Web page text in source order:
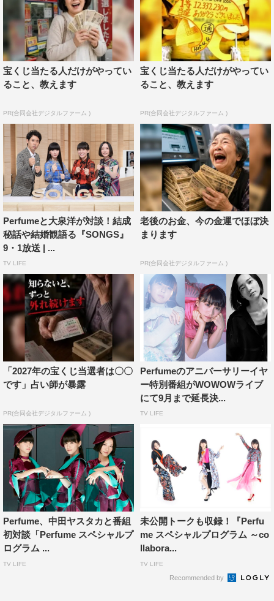
Perfume
宝くじ当たる人だけがやってい
ること、教えます
PR(合同会社デジタルファーム )
宝くじ当たる人だけがやってい
ること、教えます
PR(合同会社デジタルファーム )
Perfumeと大泉洋が対談！結成
秘話や結婚観語る『SONGS』
9・1放送 | ...
TV LIFE
老後のお金、今の金運でほぼ決
まります
PR(合同会社デジタルファーム )
「2027年の宝くじ当選者は〇〇
です」占い師が暴露
PR(合同会社デジタルファーム )
Perfumeのアニバーサリーイヤ
ー特別番組がWOWOWライブ
にて9月まで延長決...
TV LIFE
Perfume、中田ヤスタカと番組
初対談「Perfume スペシャルプ
ログラム ...
TV LIFE
未公開トークも収録！『Perfu
me スペシャルプログラム ～co
llabora...
TV LIFE
Recommended by